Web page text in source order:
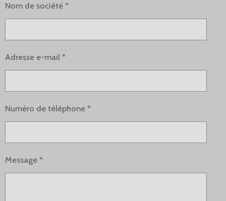
Nom de société *
Adresse e-mail *
Numéro de téléphone *
Message *